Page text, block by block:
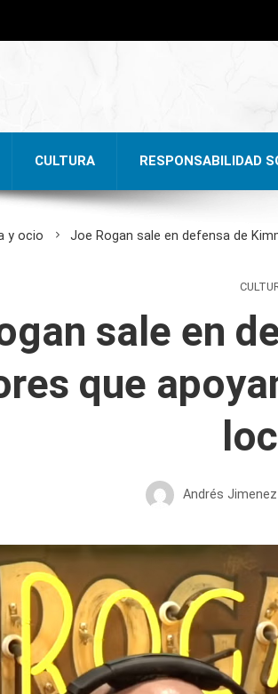
CULTURA RESPONSABILIDAD
y ocio Joe Rogan sale en defensa de
sale en
que
Andrés Jimenez